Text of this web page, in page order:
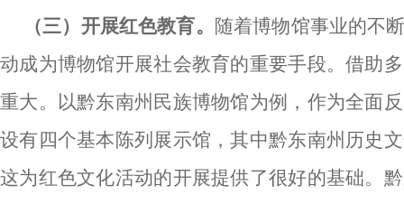
（三）开展红色教育。 随着博物馆事业的不
动成为博物馆开展社会教育的重要手段。借助
重大。以黔东南州民族博物馆为例，作为全面
设有四个基本陈列展示馆，其中黔东南州历史
这为红色文化活动的开展提供了很好的基础。